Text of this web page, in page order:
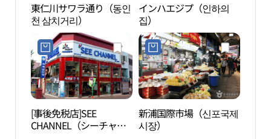
東仁川サワラ通り（동인
천 삼치거리）
インハエジプ（인하의
집）
[事後免税店]SEE
CHANNEL（シーチャン
新浦国際市場（신포국제
시장）